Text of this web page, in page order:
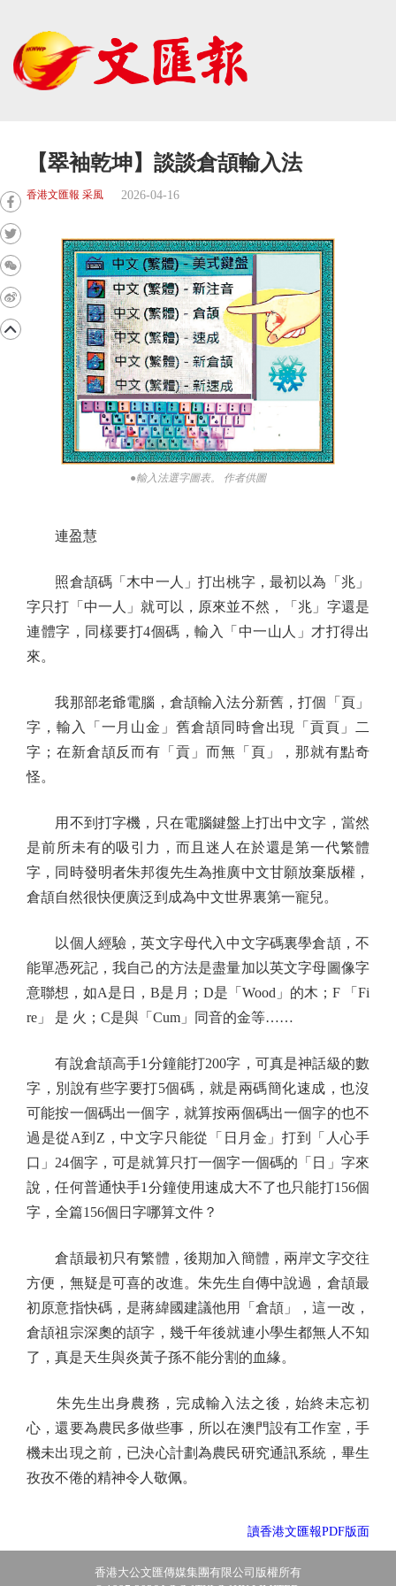
【翠袖乾坤】談談倉頡輸入法
香港文匯報 采風 2026-04-16
●輸入法選字圖表。 作者供圖
連盈慧
照倉頡碼「木中一人」打出桃字，最初以為「兆」
字只打「中一人」就可以，原來並不然，「兆」字還是
連體字，同樣要打4個碼，輸入「中一山人」才打得出
來。
我那部老爺電腦，倉頡輸入法分新舊，打個「頁」
字，輸入「一月山金」舊倉頡同時會出現「貢頁」二
字；在新倉頡反而有「貢」而無「頁」，那就有點奇
怪。
用不到打字機，只在電腦鍵盤上打出中文字，當然
是前所未有的吸引力，而且迷人在於還是第一代繁體
字，同時發明者朱邦復先生為推廣中文甘願放棄版權，
倉頡自然很快便廣泛到成為中文世界裏第一寵兒。
以個人經驗，英文字母代入中文字碼裏學倉頡，不
能單憑死記，我自己的方法是盡量加以英文字母圖像字
意聯想，如A是日，B是月；D是「Wood」的木；F 「Fi
re」 是 火；C是與「Cum」同音的金等……
有說倉頡高手1分鐘能打200字，可真是神話級的數
字，別說有些字要打5個碼，就是兩碼簡化速成，也沒
可能按一個碼出一個字，就算按兩個碼出一個字的也不
過是從A到Z，中文字只能從「日月金」打到「人心手
口」24個字，可是就算只打一個字一個碼的「日」字來
說，任何普通快手1分鐘使用速成大不了也只能打156個
字，全篇156個日字哪算文件？
倉頡最初只有繁體，後期加入簡體，兩岸文字交往
方便，無疑是可喜的改進。朱先生自傳中說過，倉頡最
初原意指快碼，是蔣緯國建議他用「倉頡」，這一改，
倉頡祖宗深奧的頡字，幾千年後就連小學生都無人不知
了，真是天生與炎黃子孫不能分割的血緣。
朱先生出身農務，完成輸入法之後，始終未忘初
心，還要為農民多做些事，所以在澳門設有工作室，手
機未出現之前，已決心計劃為農民研究通訊系統，畢生
孜孜不倦的精神令人敬佩。
讀香港文匯報PDF版面
香港大公文匯傳媒集團有限公司版權所有